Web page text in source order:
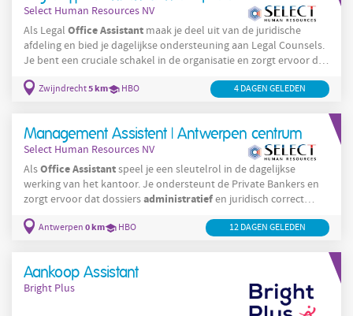
Select Human Resources NV
Als Legal OfficeAssistant maak je deel uit van de juridische
afdeling en bied je dagelijkse ondersteuning aan Legal Counsels.
Je bent een cruciale schakel in de organisatie en zorgt ervoor dat
verlopen: Reisplanning: Organiseren en boeken van reizen voor
Zwijndrecht5 km HBO 4 DAGEN GELEDEN
Management Assistent | Antwerpen centrum
Select Human Resources NV
AlsOfficeAssistantspeel je een sleutelrol in de dagelijkse
werking van het kantoor. Je ondersteunt de Private Bankers en
zorgt ervoor dat dossiersadministratiefen juridisch correct
verlopen processen vlot en professioneel. Je takenpakket
vertrouwelijkheid
Antwerpen 0 km HBO 12 DAGEN GELEDEN
Aankoop Assistant
Bright Plus